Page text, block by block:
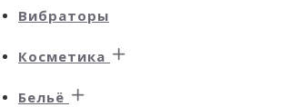
Вибраторы
Косметика
Бельё